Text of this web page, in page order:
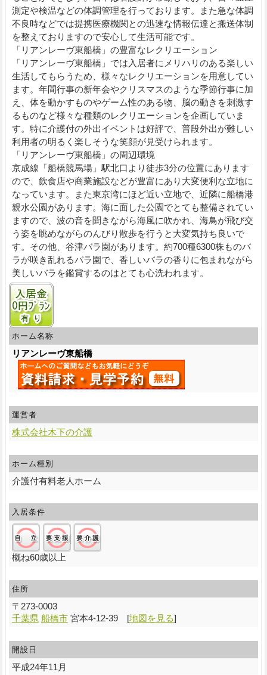
測定や検温などの体調管理を行っております。また急な体調
不良時などでは提携医療機関との迅速な情報伝達と搬送体制
を整えておりますので安心して生活可能です。
「リアンレーヴ東船橋」の豊富なレクリエーション
「リアンレーヴ東船橋」では入居者にメリハリのある楽しい
生活してもらうため、様々なレクリエーションを用意してい
ます。年間行事の新年会やクリスマスのような季節行事に加
え、体を動かすものやゲーム性のある物、脳の動きを刺激す
るものなど様々な種類のレクリエーションを企画していま
す。特に介護付の外出イベントは好評で、普段外出が難しい
利用者の明るく楽しそうな笑顔が見受けられます。
「リアンレーヴ東船橋」の周辺環境
京成線「船橋競馬場」駅北口より徒歩3分の位置にあります
ので、飲食店や商業施設などが豊富にあり大変便利な立地に
なっています。また東京湾にほど近い立地で、近隣に船橋港
親水公園があります。海に面した公園でとても整備されてい
ますので、波の音を聞きながら海風に吹かれ、海鳥が飛び交
う姿を眺めながらのんびり散歩を行うと大変気持ち良いで
す。その他、谷津バラ園があります。約700種6300株ものバ
ラが咲き乱れるバラ園で、香しいバラの香りに包まれながら
美しいバラを鑑賞するのはとても心洗われます。
入居金0円プランあり
ホーム名称
リアンレーヴ東船橋
運営者
株式会社木下の介護
ホーム種別
介護付有料老人ホーム
入居条件
概ね60歳以上
住所
〒 273-0003
千葉県 船橋市 宮本4-12-39[地図を見る]
開設日
平成24年11月